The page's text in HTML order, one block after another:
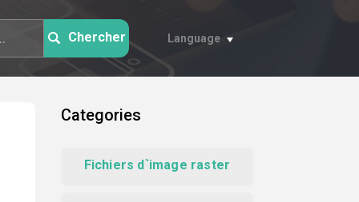
Chercher Language
Categories
Fichiers d`image raster